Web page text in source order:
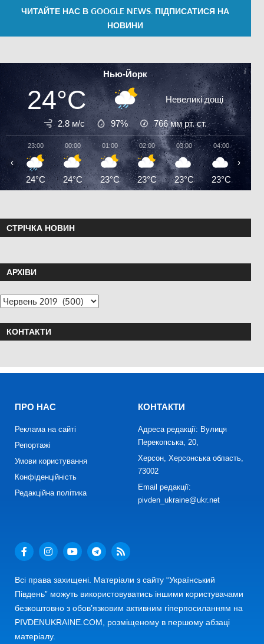
ЧИТАЙТЕ НАС В GOOGLE NEWS. ПІДПИСАТИСЯ НА
НОВИНИ
Нью-Йорк
24°C Невеликі дощі
2.8 м/с 97% 766мм рт. ст.
23:00
24°C
00:00
24°C
01:00
23°C
02:00
23°C
03:00
23°C
04:00
23°C
‹ ›
СТРІЧКА НОВИН
АРХІВИ
КОНТАКТИ
ПРО НАС
Реклама на сайті
Репортажі
Умови користування
Конфіденційність
Редакційна політика
КОНТАКТИ
Адреса редакції: Вулиця
Перекопська, 20,
Херсон, Херсонська область,
73002
Email редакції:
pivden_ukraine@ukr.net
Всі права захищені. Матеріали з сайту “Український
Південь” можуть використовуватись іншими користувачами
безкоштовно з обов’язковим активним гіперпосиланням на
PIVDENUKRAINE.COM, розміщеному в першому абзаці
матеріалу.